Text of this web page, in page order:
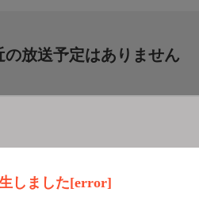
しました[error]
の放送予定はありません